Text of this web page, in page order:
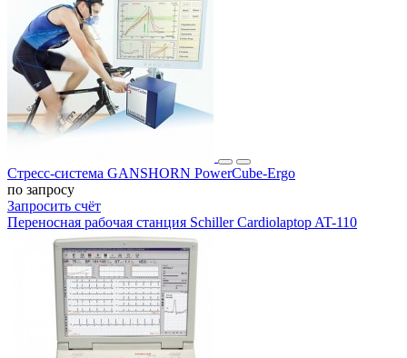
Стресс-система GANSHORN PowerCube-Ergo
по запросу
Запросить счёт
Переносная рабочая станция Schiller Cardiolaptop AT-110